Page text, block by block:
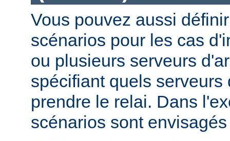
Vous pouvez aussi
scénarios pour les cas
ou plusieurs serveurs
spécifiant quels serveurs
prendre le relai. Dans
scénarios sont